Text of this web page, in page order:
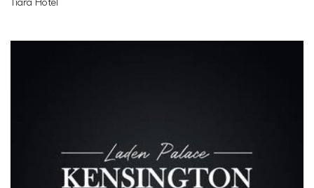
Tiara Hotel